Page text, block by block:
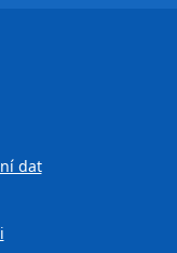
dat